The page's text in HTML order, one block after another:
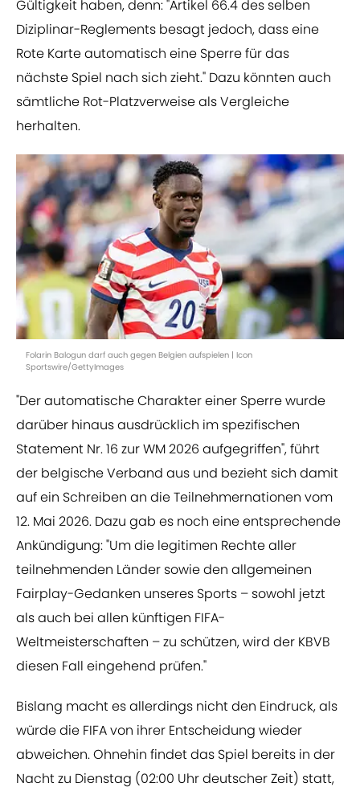
Gültigkeit haben, denn: "Artikel 66.4 des selben
Diziplinar-Reglements besagt jedoch, dass eine
Rote Karte automatisch eine Sperre für das
nächste Spiel nach sich zieht." Dazu könnten auch
sämtliche Rot-Platzverweise als Vergleiche
herhalten.
Folarin Balogun darf auch gegen Belgien aufspielen | Icon
Sportswire/GettyImages
"Der automatische Charakter einer Sperre wurde
darüber hinaus ausdrücklich im spezifischen
Statement Nr. 16 zur WM 2026 aufgegriffen", führt
der belgische Verband aus und bezieht sich damit
auf ein Schreiben an die Teilnehmernationen vom
12. Mai 2026. Dazu gab es noch eine entsprechende
Ankündigung: "Um die legitimen Rechte aller
teilnehmenden Länder sowie den allgemeinen
Fairplay-Gedanken unseres Sports – sowohl jetzt
als auch bei allen künftigen FIFA-
Weltmeisterschaften – zu schützen, wird der KBVB
diesen Fall eingehend prüfen."
Bislang macht es allerdings nicht den Eindruck, als
würde die FIFA von ihrer Entscheidung wieder
abweichen. Ohnehin findet das Spiel bereits in der
Nacht zu Dienstag (02:00 Uhr deutscher Zeit) statt,